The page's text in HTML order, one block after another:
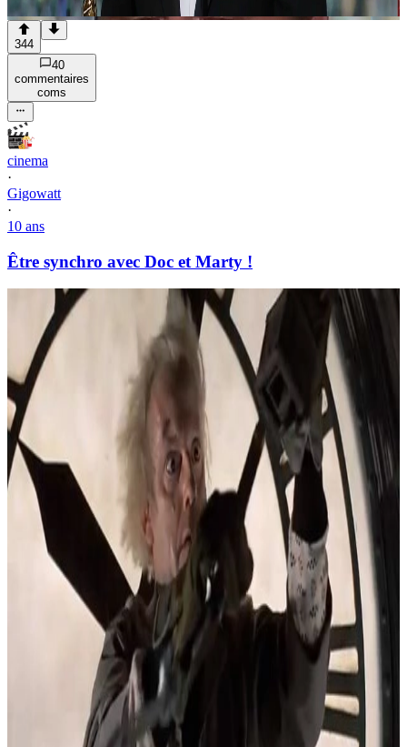
344
40
commentaires
coms
cinema
·
Gigowatt
·
10 ans
Être synchro avec Doc et Marty !